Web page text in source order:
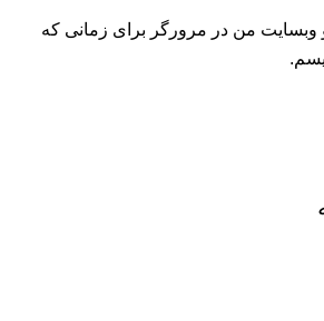
و وبسایت من در مرورگر برای زمانی که